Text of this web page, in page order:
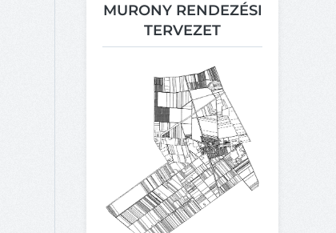
MURONY RENDEZÉSI
TERVEZET